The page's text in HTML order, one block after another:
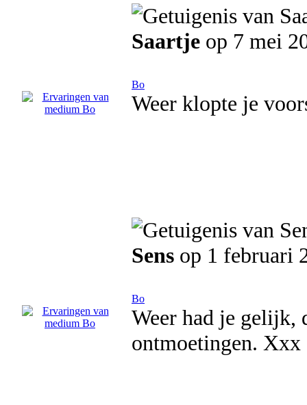
Saartje op 7 mei
Bo
Weer klopte je
Sens op 1 februari
Bo
Weer had je gelijk,
ontmoetingen. Xxx